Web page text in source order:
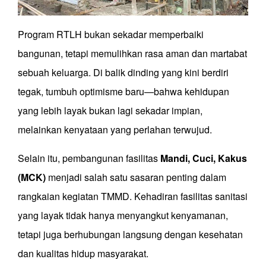
Program RTLH bukan sekadar memperbaiki
bangunan, tetapi memulihkan rasa aman dan martabat
sebuah keluarga. Di balik dinding yang kini berdiri
tegak, tumbuh optimisme baru—bahwa kehidupan
yang lebih layak bukan lagi sekadar impian,
melainkan kenyataan yang perlahan terwujud.
Selain itu, pembangunan fasilitas Mandi, Cuci, Kakus
(MCK) menjadi salah satu sasaran penting dalam
rangkaian kegiatan TMMD. Kehadiran fasilitas sanitasi
yang layak tidak hanya menyangkut kenyamanan,
tetapi juga berhubungan langsung dengan kesehatan
dan kualitas hidup masyarakat.